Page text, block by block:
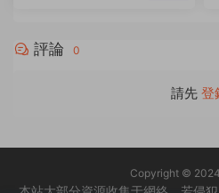
評論 0
請先 登
Copyright © 2024